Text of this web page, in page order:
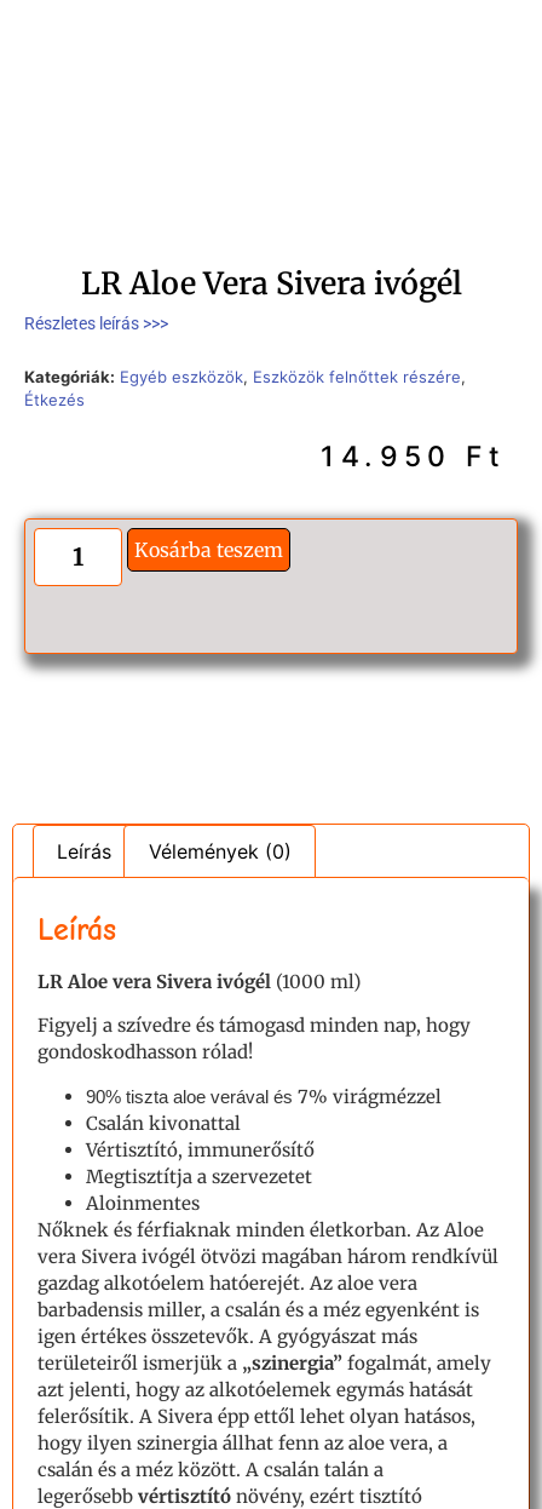
LR Aloe Vera Sivera ivógél
Részletes leírás >>>
Kategóriák: Egyéb eszközök, Eszközök felnőttek részére,
Étkezés
14.950 Ft
Kosárba teszem
Leírás Vélemények (0)
Leírás
LR Aloe vera Sivera ivógél (1000 ml)
Figyelj a szívedre és támogasd minden nap, hogy
gondoskodhasson rólad!
90% tiszta aloe verával és 7% virágmézzel
Csalán kivonattal
Vértisztító, immunerősítő
Megtisztítja a szervezetet
Aloinmentes
Nőknek és férfiaknak minden életkorban. Az Aloe
vera Sivera ivógél ötvözi magában három rendkívül
gazdag alkotóelem hatóerejét. Az aloe vera
barbadensis miller, a csalán és a méz egyenként is
igen értékes összetevők. A gyógyászat más
területeiről ismerjük a „szinergia” fogalmát, amely
azt jelenti, hogy az alkotóelemek egymás hatását
felerősítik. A Sivera épp ettől lehet olyan hatásos,
hogy ilyen szinergia állhat fenn az aloe vera, a
csalán és a méz között. A csalán talán a
legerősebb vértisztító növény, ezért tisztító